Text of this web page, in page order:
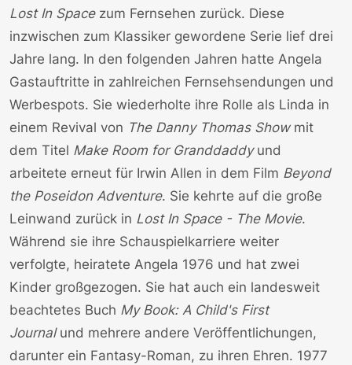
Lost In Space zum Fernsehen zurück. Diese
inzwischen zum Klassiker gewordene Serie lief drei
Jahre lang. In den folgenden Jahren hatte Angela
Gastauftritte in zahlreichen Fernsehsendungen und
Werbespots. Sie wiederholte ihre Rolle als Linda in
einem Revival von The Danny Thomas Show mit
dem Titel Make Room for Granddaddy und
arbeitete erneut für Irwin Allen in dem Film Beyond
the Poseidon Adventure. Sie kehrte auf die große
Leinwand zurück in Lost In Space - The Movie.
Während sie ihre Schauspielkarriere weiter
verfolgte, heiratete Angela 1976 und hat zwei
Kinder großgezogen. Sie hat auch ein landesweit
beachtetes Buch My Book: A Child's First
Journalund mehrere andere Veröffentlichungen,
darunter ein Fantasy-Roman, zu ihren Ehren. 1977